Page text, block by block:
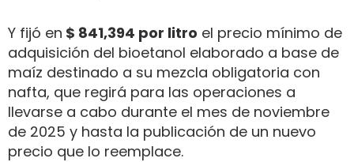
Y fijó en $ 841,394 por litro el precio mínimo de
adquisición del bioetanol elaborado a base de
maíz destinado a su mezcla obligatoria con
nafta, que regirá para las operaciones a
llevarse a cabo durante el mes de noviembre
de 2025 y hasta la publicación de un nuevo
precio que lo reemplace.